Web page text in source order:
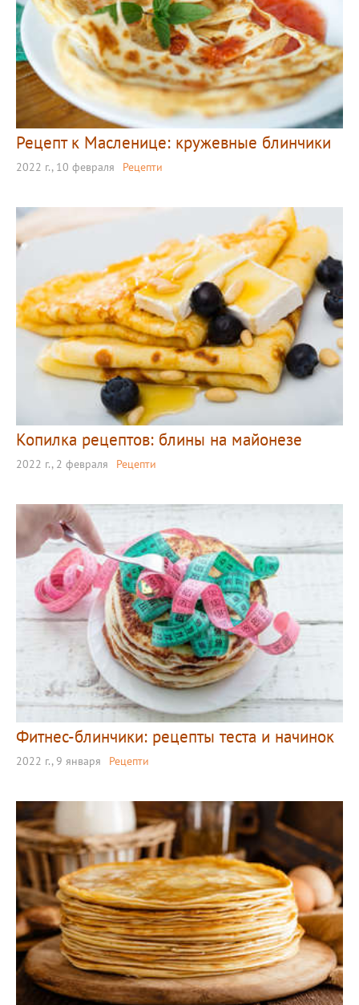
Рецепт к Масленице: кружевные блинчики
2022 г., 10 февраля Рецепти
Копилка рецептов: блины на майонезе
2022 г., 2 февраля Рецепти
Фитнес-блинчики: рецепты теста и начинок
2022 г., 9 января Рецепти